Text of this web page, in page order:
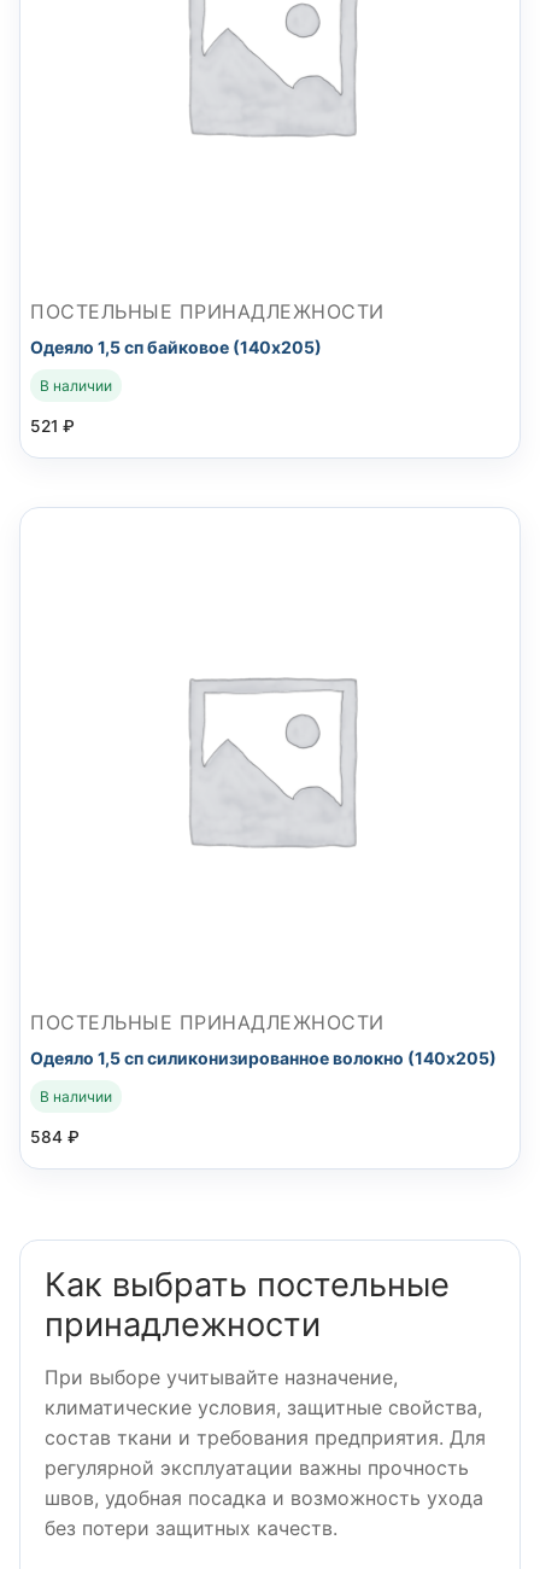
ПОСТЕЛЬНЫЕ ПРИНАДЛЕЖНОСТИ
Одеяло 1,5 сп байковое (140х205)
В наличии
521 ₽
ПОСТЕЛЬНЫЕ ПРИНАДЛЕЖНОСТИ
Одеяло 1,5 сп силиконизированное волокно (140х205)
В наличии
584 ₽
Как выбрать постельные
принадлежности
При выборе учитывайте назначение,
климатические условия, защитные свойства,
состав ткани и требования предприятия. Для
регулярной эксплуатации важны прочность
швов, удобная посадка и возможность ухода
без потери защитных качеств.